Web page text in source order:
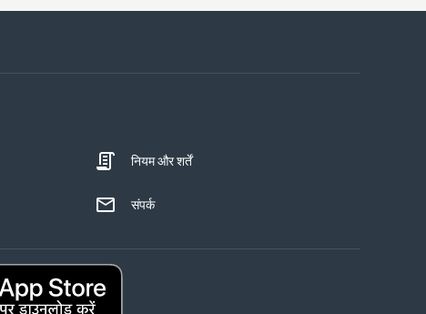
नियम और शर्तें
संपर्क